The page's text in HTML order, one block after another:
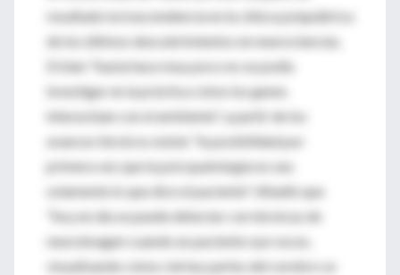
resaltado la trascendencia en la clínica psiquiátrica
de los últimos descubrimientos en neurociencias.
Si bien "hasta hace muy poco no se podía
investigar en la práctica cómo los genes
interactúan con el ambiente", a partir de los
avances técnicos existe "la posibilidad por
primera vez que la psicopatología no sea
solamente lo que dice el paciente". Añadió que
"hoy en día se puede detectar con técnicas de
neuroimagen cuando un paciente oye voces,
visualizando cómo ciertas partes del cerebro se